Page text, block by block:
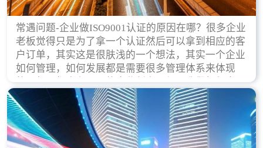
常遇问题-企业做ISO9001认证的原因在哪？很多企业
老板觉得只是为了拿一个认证然后可以拿到相应的客
户订单，其实这是很肤浅的一个想法，其实一个企业
如何管理，如何发展都是需要很多管理体系来体现
的，每天都会有不同的企业创立，但是我们如何去证
实一个企业的合法，有质量保证了？这就是ISO9001
认证体现价值的时候，那么键锋小编就来细说下企业
做ISO9001认证的根本原因。